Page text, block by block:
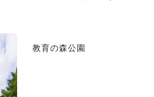
教育の森公園